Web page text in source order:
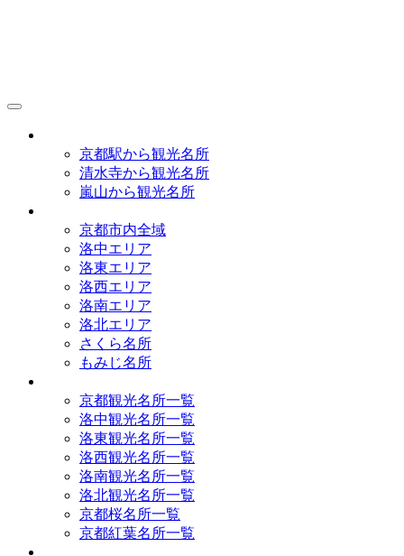
京都駅から観光名所
清水寺から観光名所
嵐山から観光名所
京都市内全域
洛中エリア
洛東エリア
洛西エリア
洛南エリア
洛北エリア
さくら名所
もみじ名所
京都観光名所一覧
洛中観光名所一覧
洛東観光名所一覧
洛西観光名所一覧
洛南観光名所一覧
洛北観光名所一覧
京都桜名所一覧
京都紅葉名所一覧